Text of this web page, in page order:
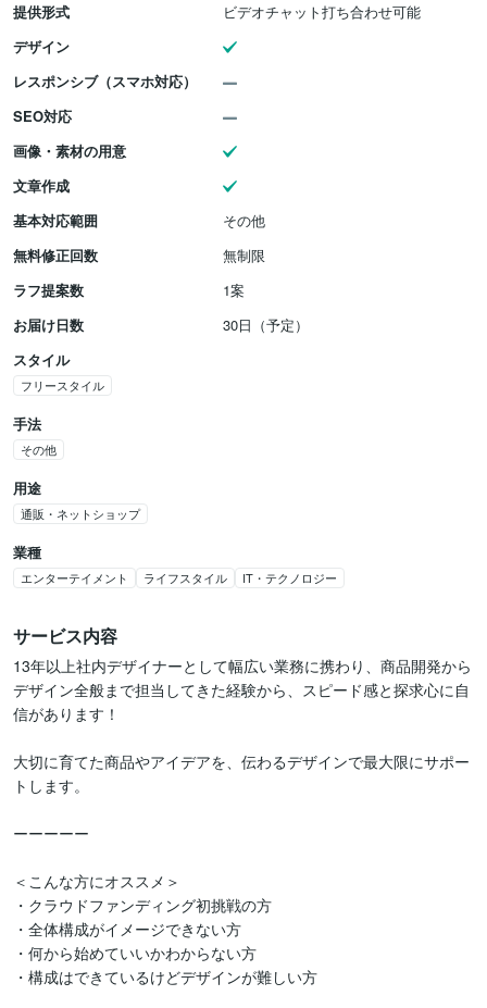
提供形式
ビデオチャット打ち合わせ可能
デザイン
レスポンシブ（スマホ対応）
SEO対応
画像・素材の用意
文章作成
基本対応範囲
その他
無料修正回数
無制限
ラフ提案数
1案
お届け日数
30日（予定）
スタイル
フリースタイル
手法
その他
用途
通販・ネットショップ
業種
エンターテイメント ライフスタイル IT・テクノロジー
サービス内容
13年以上社内デザイナーとして幅広い業務に携わり、商品開発から
デザイン全般まで担当してきた経験から、スピード感と探求心に自
信があります！
大切に育てた商品やアイデアを、伝わるデザインで最大限にサポー
トします。
ーーーーー
＜こんな方にオススメ＞
・クラウドファンディング初挑戦の方
・全体構成がイメージできない方
・何から始めていいかわからない方
・構成はできているけどデザインが難しい方